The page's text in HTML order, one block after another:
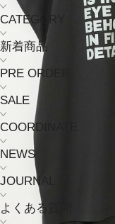
CATEGORY
新着商品
PRE ORDER
SALE
COORDINATE
NEWS
JOURNAL
よくある質問